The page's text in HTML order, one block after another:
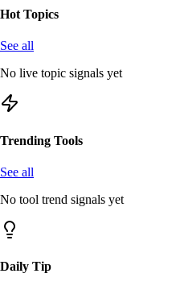
Hot Topics
See all
No live topic signals yet
Trending Tools
See all
No tool trend signals yet
Daily Tip